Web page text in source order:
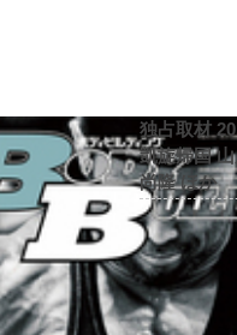
独占取材
凱旋帰国
尚隆 ほか